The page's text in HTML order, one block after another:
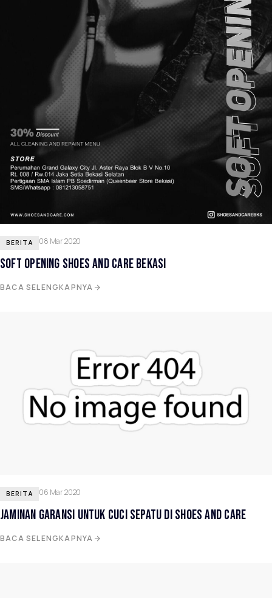
BERITA 08 Mar 2020
SOFT OPENING SHOES AND CARE BEKASI
BACA SELENGKAPNYA
BERITA 06 Mar 2020
JAMINAN GARANSI UNTUK CUCI SEPATU DI SHOES AND CARE
BACA SELENGKAPNYA